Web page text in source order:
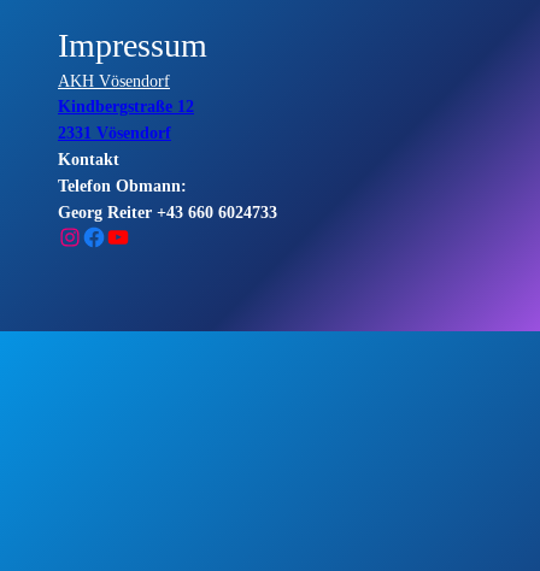
Impressum
AKH Vösendorf
Kindbergstraße 12
2331 Vösendorf
Kontakt
Telefon Obmann:
Georg Reiter +43 660 6024733
Instagram
Facebook
YouTube